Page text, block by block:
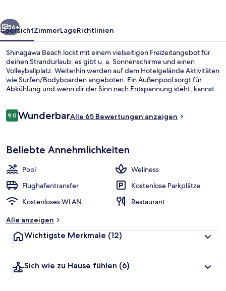
Weiter
56+
ÜbersichtZimmerLageRichtlinien
Shinagawa Beach lockt mit einem vielseitigen Freizeitangebot für
deinen Strandurlaub; es gibt u. a. Sonnenschirme und einen
Volleyballplatz. Weiterhin werden auf dem Hotelgelände Aktivitäten
wie Surfen/Bodyboarden angeboten. Ein Außenpool sorgt für
Abkühlung und wenn dir der Sinn nach Entspannung steht, kannst
dagegen bist du in der Bar/Lounge an der richtigen Adresse. Zu
Bewertungen
9,09,0 von 10.
WunderbarAlle 65 Bewertungen anzeigen
Beliebte Annehmlichkeiten
Pool
Wellness
Flughafentransfer
Kostenlose Parkplätze
Kostenloses WLAN
Restaurant
Alle anzeigen
Wichtigste Merkmale (12)
Sich wie zu Hause fühlen (6)